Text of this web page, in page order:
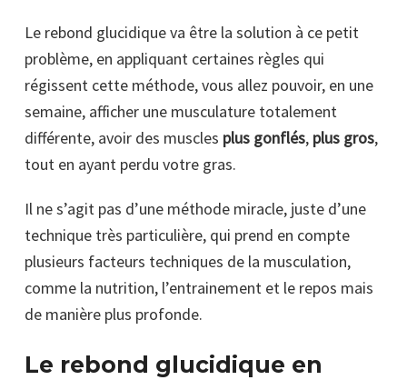
Le rebond glucidique va être la solution à ce petit
problème, en appliquant certaines règles qui
régissent cette méthode, vous allez pouvoir, en une
semaine, afficher une musculature totalement
différente, avoir des muscles plus gonflés, plus gros,
tout en ayant perdu votre gras.
Il ne s’agit pas d’une méthode miracle, juste d’une
technique très particulière, qui prend en compte
plusieurs facteurs techniques de la musculation,
comme la nutrition, l’entrainement et le repos mais
de manière plus profonde.
Le rebond glucidique en